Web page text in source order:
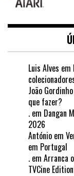
Luis Alves em
João Gordinho
que fazer?
. em Dangan
2026
António em
em Portugal
. em Arranca
TVCine